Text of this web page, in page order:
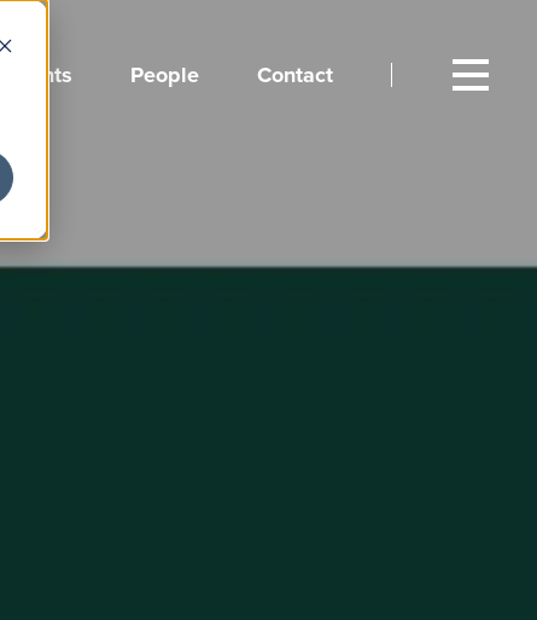
Events People Contact